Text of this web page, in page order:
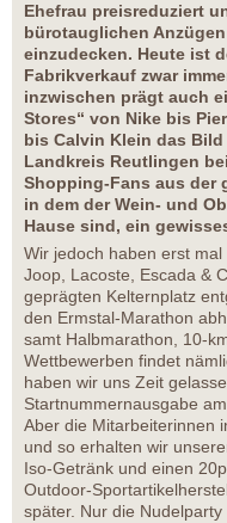
Ehefrau preisreduziert
bürotauglichen
einzudecken. Heute ist
Fabrikverkauf zwar
inzwischen prägt auch
Stores“ von Nike bis
bis Calvin Klein das
Landkreis Reutlingen
Shopping-Fans aus der
in dem der Wein- und
Hause sind, ein
Wir jedoch haben erst
Joop, Lacoste, Escada &
geprägten Kelternplatz
den Ermstal-Marathon
samt Halbmarathon, 10-
Wettbewerben findet
haben wir uns Zeit
Startnummernausgabe
Aber die Mitarbeiterinnen
und so erhalten wir
Iso-Getränk und einen
Outdoor-
später. Nur die